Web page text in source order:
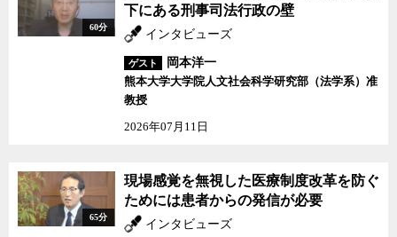
60分
下にある刑事司法行政の壁
インタビューズ
ゲスト
岡本洋一
熊本大学大学院人文社会科学研究部（法学系）准
教授
2026年07月11日
65分
現場感覚を無視した医療制度改革を防ぐ
ためには患者からの発信が必要
インタビューズ